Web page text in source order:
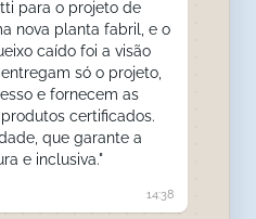
para o projeto de
nova planta fabril, e o
caído foi a visão
só o projeto,
e fornecem as
certificados.
que garante a
e inclusiva."
14:38